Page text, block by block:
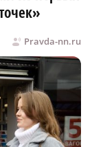
Pravda-nn.ru